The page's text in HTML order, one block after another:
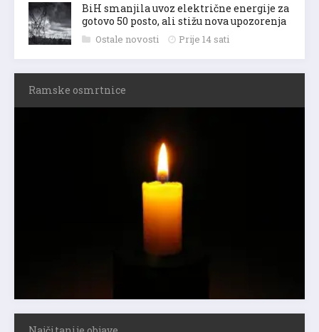
BiH smanjila uvoz električne energije za
gotovo 50 posto, ali stižu nova upozorenja
Ostale novosti Prije 14 sati
Ramske osmrtnice